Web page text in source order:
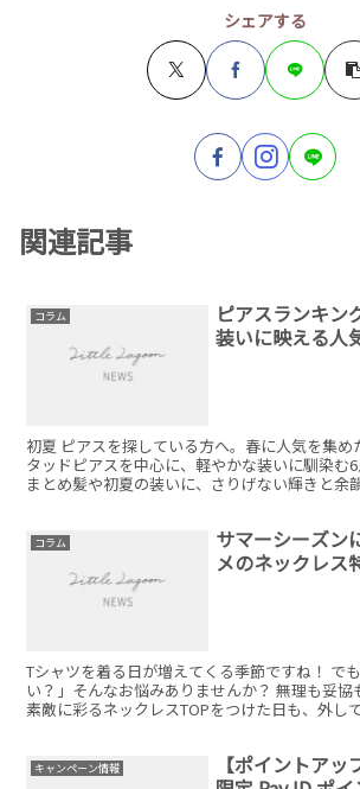
シェアする
関連記事
コラム
ピアスランキン
装いに映える人
初夏 ピアスを探している方へ。春に人気を集め
タッドピアスを中心に、軽やかな装いに馴染む6
まとめ髪や初夏の装いに、さりげない輝きと余
コラム
サマーシーズ
メのネックレス
Tシャツを着る日が増えてくる季節ですね！ で
い？」そんなお悩みありませんか？ 無理も妥協
素敵に彩るネックレスTOPをつけた日も、外し
キャンペーン情報
【ポイントアッ